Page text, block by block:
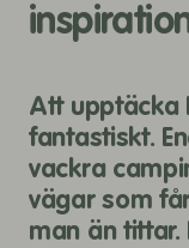
Att upptäcka
fantastiskt.
vackra
vägar som
man än